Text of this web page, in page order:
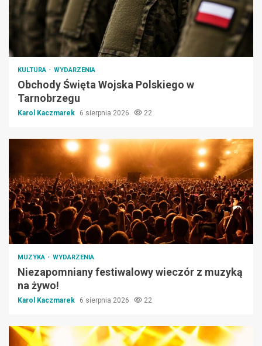
KULTURA WYDARZENIA
Obchody Święta Wojska Polskiego w
Tarnobrzegu
Karol Kaczmarek 6 sierpnia 2026 22
MUZYKA WYDARZENIA
Niezapomniany festiwalowy wieczór z muzyką
na żywo!
Karol Kaczmarek 6 sierpnia 2026 22